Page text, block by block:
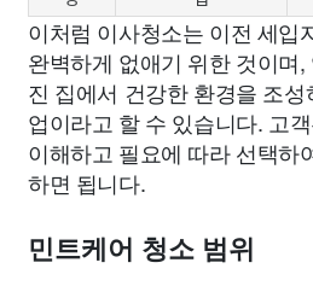
이처럼 이사청소는 이전 세입
완벽하게 없애기 위한 것이며
진 집에서 건강한 환경을 조
업이라고 할 수 있습니다. 고
이해하고 필요에 따라 선택하
하면 됩니다.
민트케어 청소 범위